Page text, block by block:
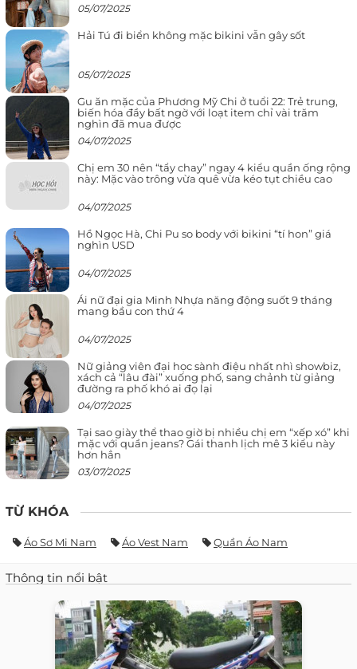
05/07/2025
Hải Tú đi biển không mặc bikini vẫn gây sốt
05/07/2025
Gu ăn mặc của Phương Mỹ Chi ở tuổi 22: Trẻ trung,
biến hóa đầy bất ngờ với loạt item chỉ vài trăm
nghìn đã mua được
04/07/2025
Chị em 30 nên “tẩy chay” ngay 4 kiểu quần ống rộng
này: Mặc vào trông vừa quê vừa kéo tụt chiều cao
04/07/2025
Hồ Ngọc Hà, Chi Pu so body với bikini “tí hon” giá
nghìn USD
04/07/2025
Ái nữ đại gia Minh Nhựa năng động suốt 9 tháng
mang bầu con thứ 4
04/07/2025
Nữ giảng viên đại học sành điệu nhất nhì showbiz,
xách cả “lâu đài” xuống phố, sang chảnh từ giảng
đường ra phố khó ai đọ lại
04/07/2025
Tại sao giày thể thao giờ bị nhiều chị em “xếp xó” khi
mặc với quần jeans? Gái thanh lịch mê 3 kiểu này
hơn hẳn
03/07/2025
TỪ KHÓA
Áo Sơ Mi Nam Áo Vest Nam Quần Áo Nam
Thông tin nổi bật